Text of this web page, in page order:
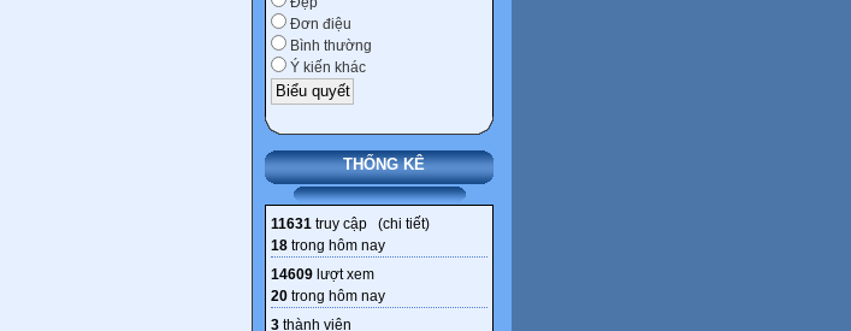
Đơn điệu
Bình thường
Ý kiến khác
THỐNG KÊ
11631 truy cập (chi tiết)
18 trong hôm nay
14609 lượt xem
20 trong hôm nay
3 thành viên